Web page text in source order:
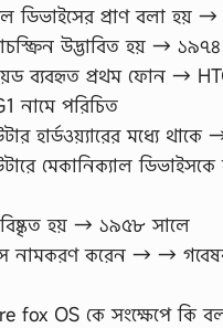
ডিভাইসের প্রাণ বলা হয় →
উদ্ভাবিত হয় →
ব্যবহৃত প্রথম ফোন →
নামে পরিচিত
হার্ডওয়্যারের মধ্যে
মেকানিক্যাল
হয় → ১৯৫৮ সালে
নামকরণ করেন → →
fox OS কে সংক্ষেপে কি